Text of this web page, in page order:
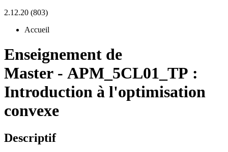
2.12.20 (803)
Accueil
Enseignement de
Master - APM_5CL01_TP :
Introduction à l'optimisation
convexe
Descriptif